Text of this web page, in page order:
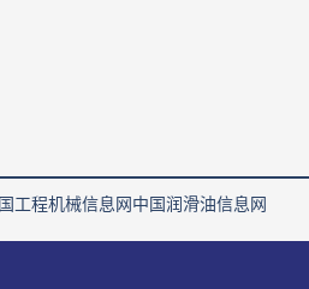
工程机械信息网中国润滑油信息网